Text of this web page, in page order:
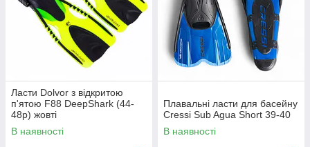
Ласти Dolvor з відкритою
п'ятою F88 DeepShark (44-
48р) жовті
В наявності
Плавальні ласти для басейну
Cressi Sub Agua Short 39-40
В наявності